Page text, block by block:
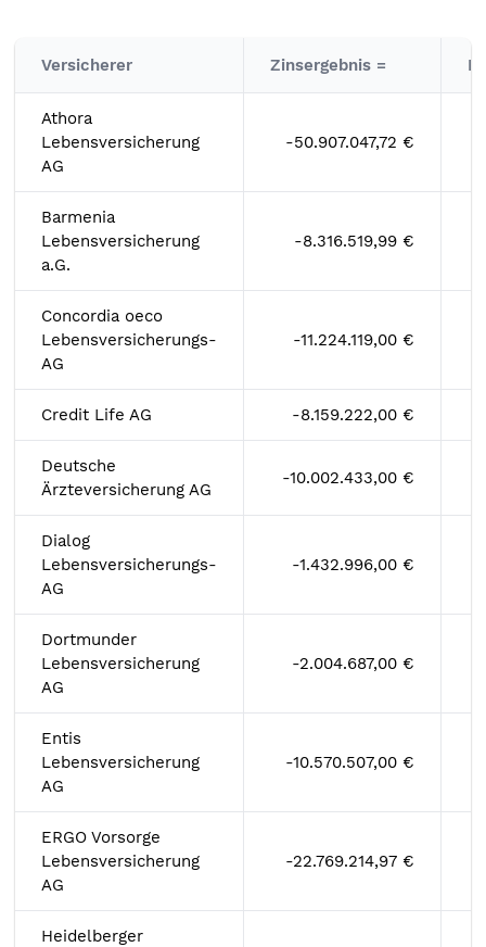
Versicherer Zinsergebnis =
Athora
Lebensversicherung
AG
-50.907.047,72 €
Barmenia
Lebensversicherung
a.G.
-8.316.519,99 €
Concordia oeco
Lebensversicherungs-
AG
-11.224.119,00 €
Credit Life AG -8.159.222,00 €
Deutsche
Ärzteversicherung AG
-10.002.433,00 €
Dialog
Lebensversicherungs-
AG
-1.432.996,00 €
Dortmunder
Lebensversicherung
AG
-2.004.687,00 €
Entis
Lebensversicherung
AG
-10.570.507,00 €
ERGO Vorsorge
Lebensversicherung
AG
-22.769.214,97 €
Heidelberger